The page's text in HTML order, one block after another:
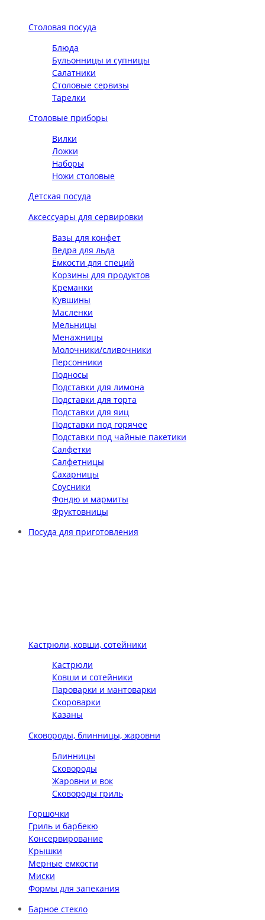
Столовая посуда
Блюда
Бульонницы и супницы
Салатники
Столовые сервизы
Тарелки
Столовые приборы
Вилки
Ложки
Наборы
Ножи столовые
Детская посуда
Аксессуары для сервировки
Вазы для конфет
Ведра для льда
Ёмкости для специй
Корзины для продуктов
Креманки
Кувшины
Масленки
Мельницы
Менажницы
Молочники/сливочники
Персонники
Подносы
Подставки для лимона
Подставки для торта
Подставки для яиц
Подставки под горячее
Подставки под чайные пакетики
Салфетки
Салфетницы
Сахарницы
Соусники
Фондю и мармиты
Фруктовницы
Посуда для приготовления
Кастрюли, ковши, сотейники
Кастрюли
Ковши и сотейники
Пароварки и мантоварки
Скороварки
Казаны
Сковороды, блинницы, жаровни
Блинницы
Сковороды
Жаровни и вок
Сковороды гриль
Горшочки
Гриль и барбекю
Консервирование
Крышки
Мерные емкости
Миски
Формы для запекания
Барное стекло